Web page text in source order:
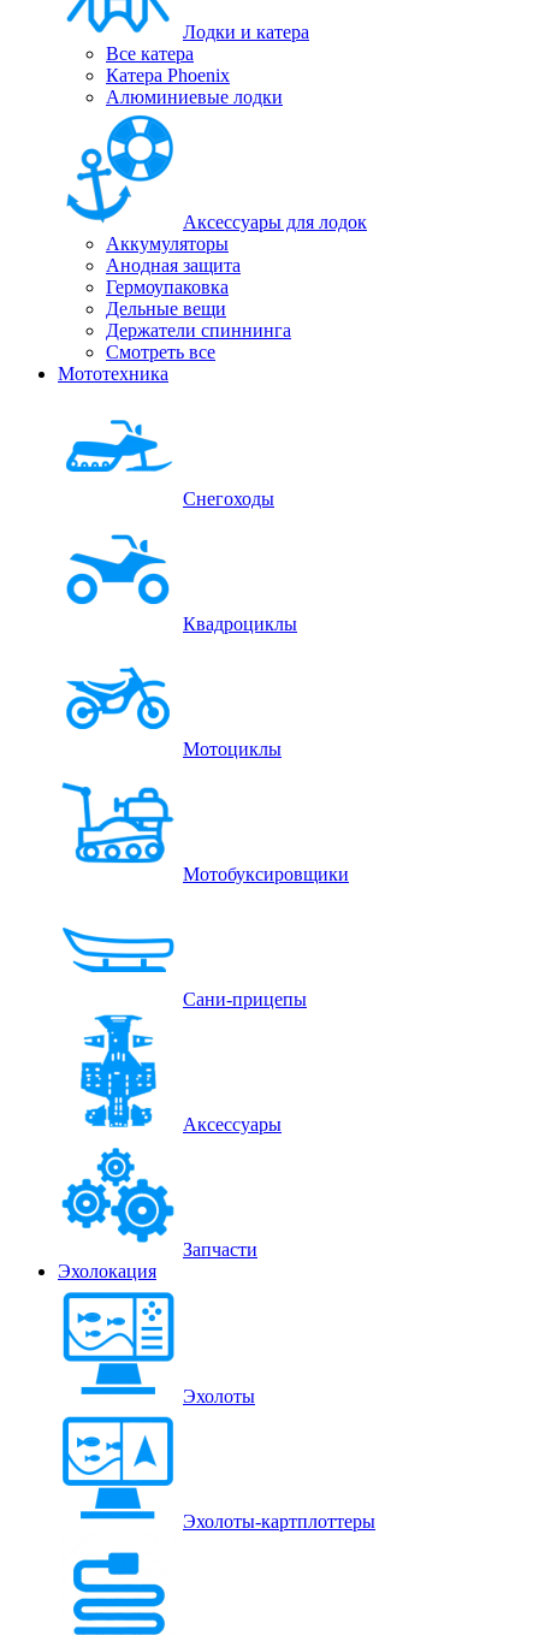
Лодки и катера
Все катера
Катера Phoenix
Алюминиевые лодки
Аксессуары для лодок
Аккумуляторы
Анодная защита
Гермоупаковка
Дельные вещи
Держатели спиннинга
Смотреть все
Мототехника
Снегоходы
Квадроциклы
Мотоциклы
Мотобуксировщики
Сани-прицепы
Аксессуары
Запчасти
Эхолокация
Эхолоты
Эхолоты-картплоттеры